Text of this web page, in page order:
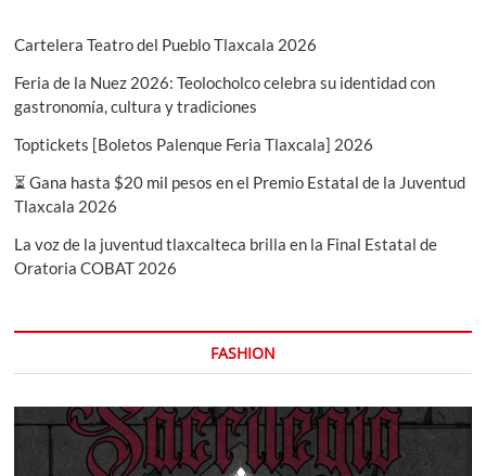
Cartelera Teatro del Pueblo Tlaxcala 2026
Feria de la Nuez 2026: Teolocholco celebra su identidad con
gastronomía, cultura y tradiciones
Toptickets [Boletos Palenque Feria Tlaxcala] 2026
⏳ Gana hasta $20 mil pesos en el Premio Estatal de la Juventud
Tlaxcala 2026
La voz de la juventud tlaxcalteca brilla en la Final Estatal de
Oratoria COBAT 2026
FASHION